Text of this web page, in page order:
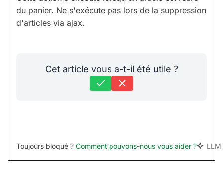
du panier. Ne s'exécute pas lors de la suppression
d'articles via ajax.
Cet article vous a-t-il été utile ?
Toujours bloqué ? Comment pouvons-nous vous aider ? LLM